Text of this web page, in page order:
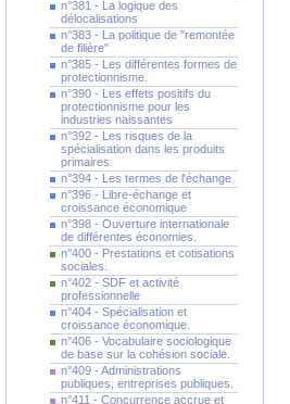
n°381 - La logique des
délocalisations
n°383 - La politique de "remontée
de filière"
n°385 - Les différentes formes de
protectionnisme.
n°390 - Les effets positifs du
protectionnisme pour les
industries naissantes
n°392 - Les risques de la
spécialisation dans les produits
primaires
n°394 - Les termes de l'échange
n°396 - Libre-échange et
croissance économique
n°398 - Ouverture internationale
de différentes économies.
n°400 - Prestations et cotisations
sociales.
n°402 - SDF et activité
professionnelle
n°404 - Spécialisation et
croissance économique.
n°406 - Vocabulaire sociologique
de base sur la cohésion sociale.
n°409 - Administrations
publiques, entreprises publiques.
n°411 - Concurrence accrue et